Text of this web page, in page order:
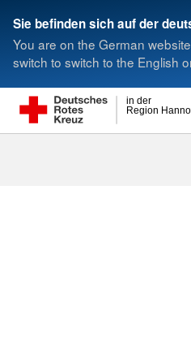
Sie befinden sich auf der
You are on the German
switch to switch to the English
Region
in der